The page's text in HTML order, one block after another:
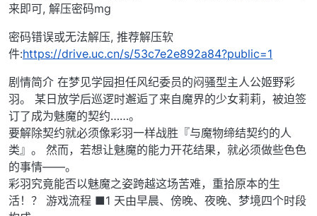
来即可, 解压密码mg
密码错误或无法解压, 推荐解压软
件:https://drive.uc.cn/s/53c7e2e892a84?public=1
剧情简介 在梦见学园担任风纪委员的闷骚型主人公姬野彩
羽。 某日放学后巡逻时邂逅了来自魔界的少女莉莉，被迫签
订了成为魅魔的契约……。
要解除契约就必须像彩羽一样战胜『与魔物缔结契约的人
类』。 然而，若想让魅魔的能力开花结果，就必须做些色色
的事情——。
彩羽究竟能否以魅魔之姿跨越这场苦难，重拾原本的生
活！？ 游戏流程 ■1 天由早晨、傍晚、夜晚、梦境四个时段